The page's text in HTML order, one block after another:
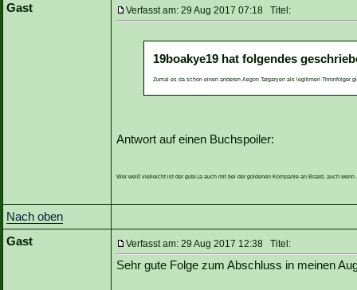
Gast
Verfasst am: 29 Aug 2017 07:18 Titel:
19boakye19 hat folgendes
Zumal es da schon einen anderen Aegon Targaryen als legitimen Thronfolger
Antwort auf einen Buchspoiler:
Wer weiß vielleicht ist der gute ja auch mit bei der goldenen Kompanie an Board, auch
Nach oben
Gast
Verfasst am: 29 Aug 2017 12:38 Titel:
Sehr gute Folge zum Abschluss in meinen